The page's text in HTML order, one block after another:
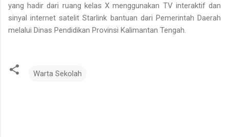
yang hadir dari ruang kelas X menggunakan TV interaktif dan
sinyal internet satelit Starlink bantuan dari Pemerintah Daerah
melalui Dinas Pendidikan Provinsi Kalimantan Tengah.
Warta Sekolah